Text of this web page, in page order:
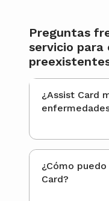
Preguntas
servicio para
¿Assist Card me protege en
¿Cómo puedo
Card?